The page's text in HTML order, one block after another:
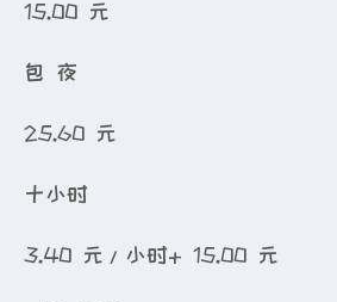
15.00 元
包 夜
25.60 元
十小时
3.40 元/小时+ 15.00 元